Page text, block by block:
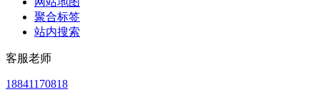
聚合标签
站内搜索
客服老师
18841170818